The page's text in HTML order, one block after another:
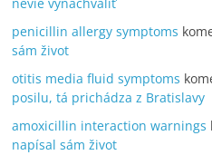
penicillin allergy symptoms
sám život
otitis media fluid symptoms
posilu, tá prichádza z Bratislavy
amoxicillin interaction warnings
napísal sám život